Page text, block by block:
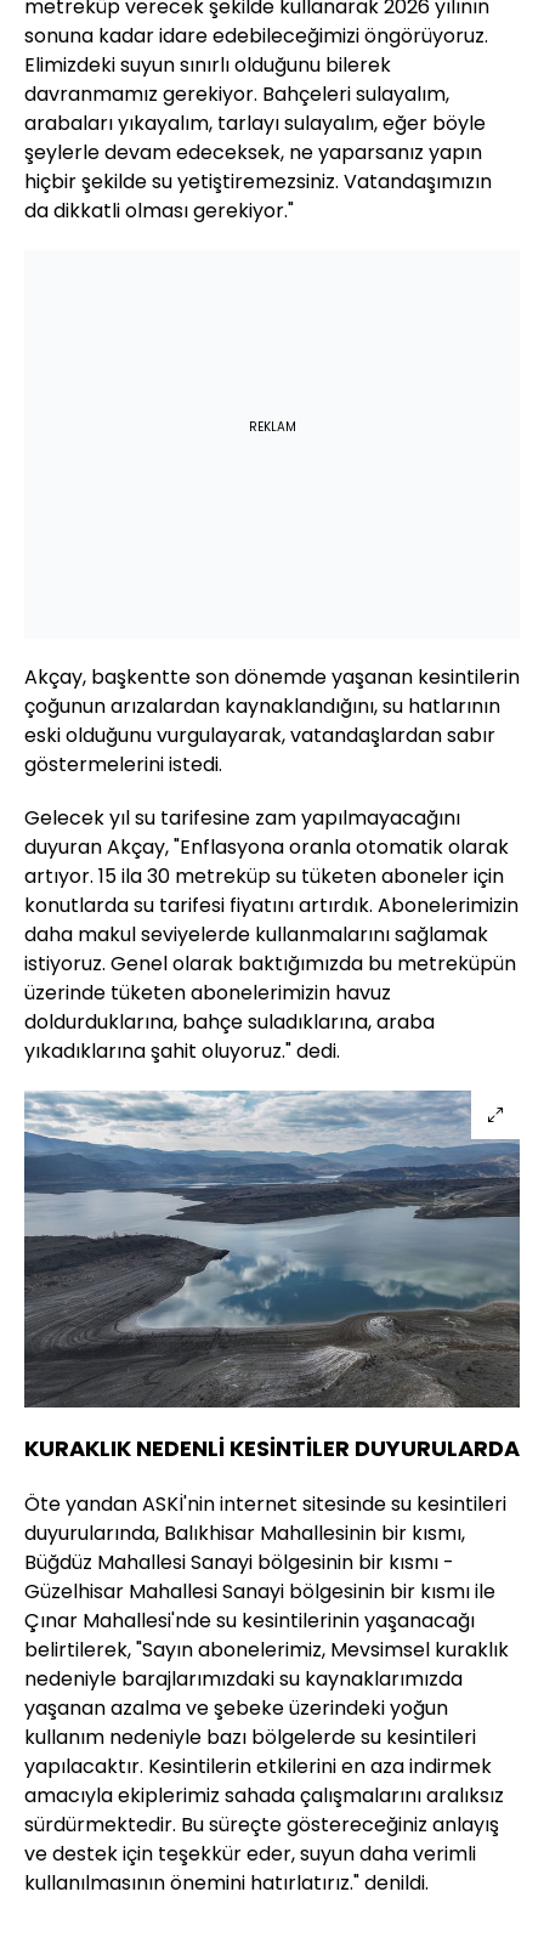
metreküp verecek şekilde kullanarak 2026 yılının
sonuna kadar idare edebileceğimizi öngörüyoruz.
Elimizdeki suyun sınırlı olduğunu bilerek
davranmamız gerekiyor. Bahçeleri sulayalım,
arabaları yıkayalım, tarlayı sulayalım, eğer böyle
şeylerle devam edeceksek, ne yaparsanız yapın
hiçbir şekilde su yetiştiremezsiniz. Vatandaşımızın
da dikkatli olması gerekiyor."
REKLAM
Akçay, başkentte son dönemde yaşanan kesintilerin
çoğunun arızalardan kaynaklandığını, su hatlarının
eski olduğunu vurgulayarak, vatandaşlardan sabır
göstermelerini istedi.
Gelecek yıl su tarifesine zam yapılmayacağını
duyuran Akçay, "Enflasyona oranla otomatik olarak
artıyor. 15 ila 30 metreküp su tüketen aboneler için
konutlarda su tarifesi fiyatını artırdık. Abonelerimizin
daha makul seviyelerde kullanmalarını sağlamak
istiyoruz. Genel olarak baktığımızda bu metreküpün
üzerinde tüketen abonelerimizin havuz
doldurduklarına, bahçe suladıklarına, araba
yıkadıklarına şahit oluyoruz." dedi.
KURAKLIK NEDENLİ KESİNTİLER DUYURULARDA
Öte yandan ASKİ'nin internet sitesinde su kesintileri
duyurularında, Balıkhisar Mahallesinin bir kısmı,
Büğdüz Mahallesi Sanayi bölgesinin bir kısmı -
Güzelhisar Mahallesi Sanayi bölgesinin bir kısmı ile
Çınar Mahallesi'nde su kesintilerinin yaşanacağı
belirtilerek, "Sayın abonelerimiz, Mevsimsel kuraklık
nedeniyle barajlarımızdaki su kaynaklarımızda
yaşanan azalma ve şebeke üzerindeki yoğun
kullanım nedeniyle bazı bölgelerde su kesintileri
yapılacaktır. Kesintilerin etkilerini en aza indirmek
amacıyla ekiplerimiz sahada çalışmalarını aralıksız
sürdürmektedir. Bu süreçte göstereceğiniz anlayış
ve destek için teşekkür eder, suyun daha verimli
kullanılmasının önemini hatırlatırız." denildi.